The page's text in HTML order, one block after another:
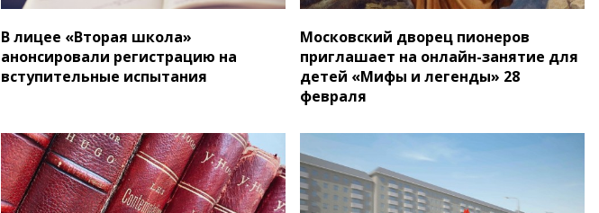
В лицее «Вторая школа»
анонсировали регистрацию на
вступительные испытания
Московский дворец пионеров
приглашает на онлайн-занятие для
детей «Мифы и легенды» 28
февраля